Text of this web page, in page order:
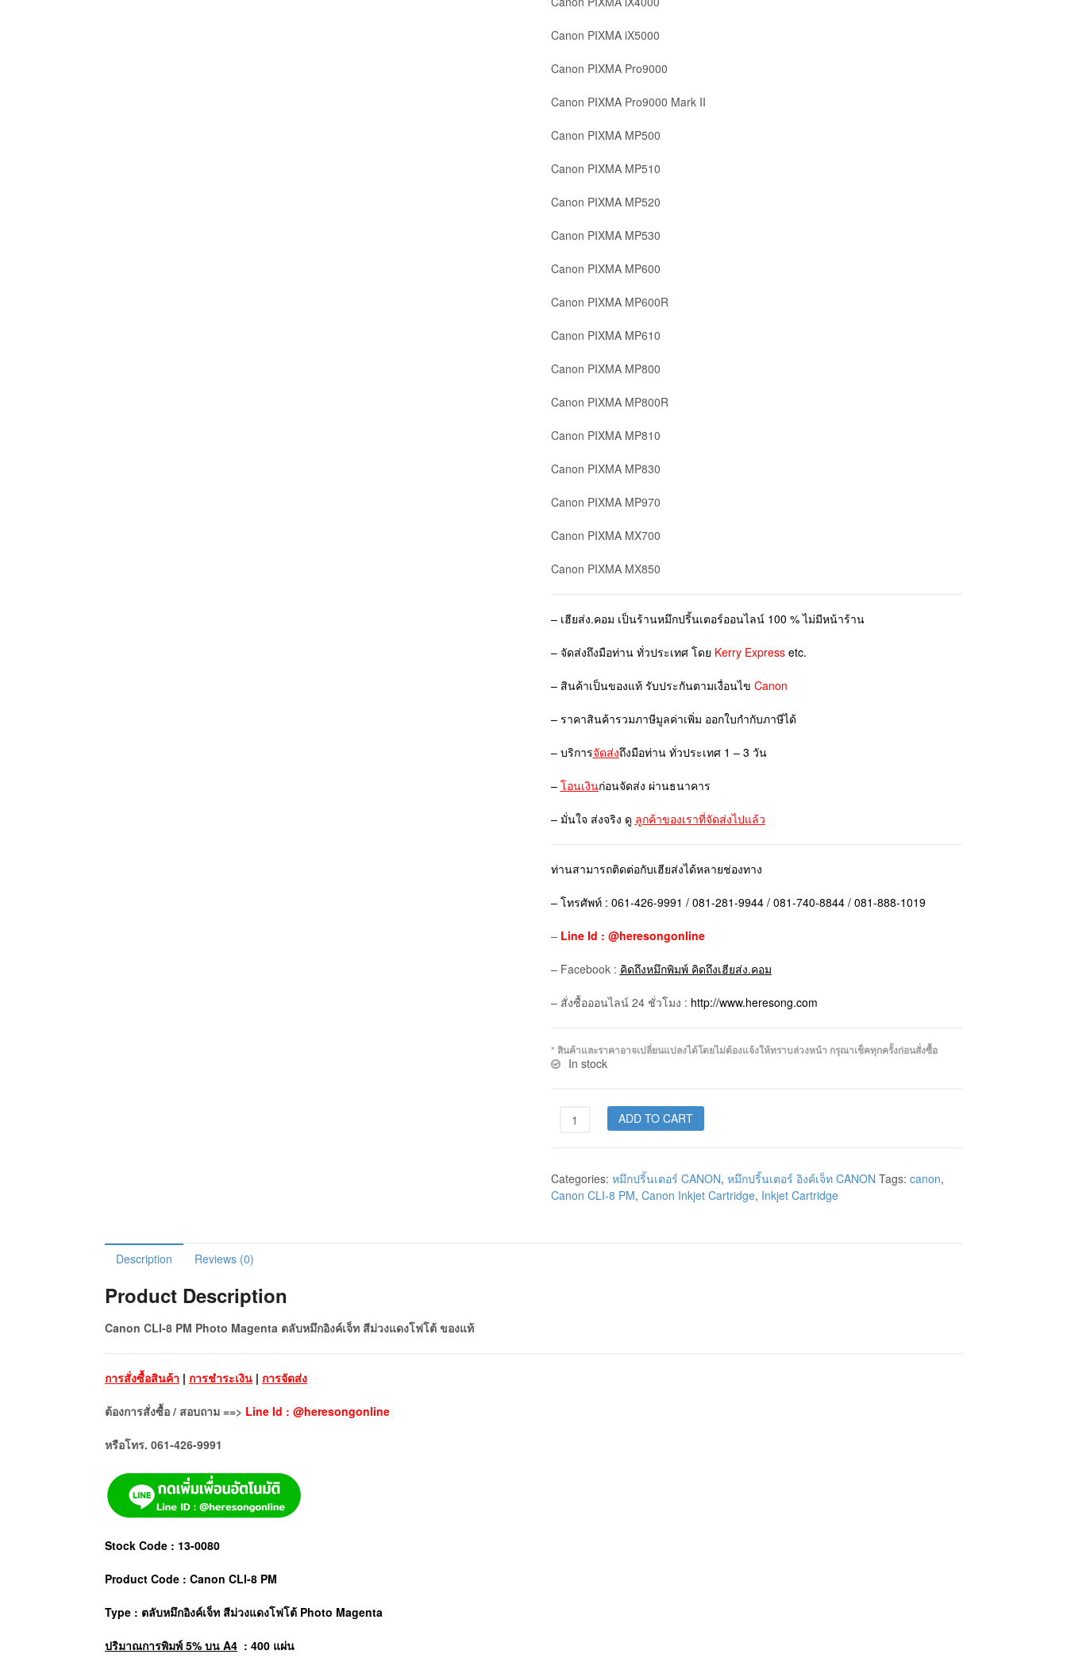
Canon PIXMA iX5000
Canon PIXMA Pro9000
Canon PIXMA Pro9000 Mark II
Canon PIXMA MP500
Canon PIXMA MP510
Canon PIXMA MP520
Canon PIXMA MP530
Canon PIXMA MP600
Canon PIXMA MP600R
Canon PIXMA MP610
Canon PIXMA MP800
Canon PIXMA MP800R
Canon PIXMA MP810
Canon PIXMA MP830
Canon PIXMA MP970
Canon PIXMA MX700
Canon PIXMA MX850
– เฮียส่ง.คอม เป็นร้านหมึกปริ้นเตอร์ออนไลน์ 100 % ไม่มีหน้าร้าน
– จัดส่งถึงมือท่าน ทั่วประเทศ โดย Kerry Expressetc.
– สินค้าเป็นของแท้ รับประกันตามเงื่อนไข Canon
– ราคาสินค้ารวมภาษีมูลค่าเพิ่ม ออกใบกำกับภาษีได้
– บริการจัดส่งถึงมือท่าน ทั่วประเทศ 1 – 3 วัน
– โอนเงินก่อนจัดส่ง ผ่านธนาคาร
– มั่นใจ ส่งจริง ดู ลูกค้าของเราที่จัดส่งไปแล้ว
ท่านสามารถติดต่อกับเฮียส่งได้หลายช่องทาง
– โทรศัพท์ : 061-426-9991 / 081-281-9944 / 081-740-8844 / 081-888-1019
– Line Id : @heresongonline
– Facebook : คิดถึงหมึกพิมพ์ คิดถึงเฮียส่ง.คอม
– สั่งซื้อออนไลน์ 24 ชั่วโมง : http://www.heresong.com
* สินค้าและราคาอาจเปลี่ยนแปลงได้โดยไม่ต้องแจ้งให้ทราบล่วงหน้า กรุณาเช็คทุกครั้งก่อนสั่งซื้อ
In stock
ADD TO CART
Categories: หมึกปริ้นเตอร์ CANON, หมึกปริ้นเตอร์ อิงค์เจ็ท CANON Tags: canon,
Canon CLI-8 PM, Canon Inkjet Cartridge, Inkjet Cartridge
Description Reviews (0)
Product Description
Canon CLI-8 PM Photo Magenta ตลับหมึกอิงค์เจ็ท สีม่วงแดงโฟโต้ ของแท้
การสั่งซื้อสินค้า | การชำระเงิน | การจัดส่ง
ต้องการสั่งซื้อ / สอบถาม ==> Line Id : @heresongonline
หรือโทร. 061-426-9991
Stock Code : 13-0080
Product Code : Canon CLI-8 PM
Type : ตลับหมึกอิงค์เจ็ท สีม่วงแดงโฟโต้ Photo Magenta
ปริมาณการพิมพ์ 5% บน A4 : 400 แผ่น